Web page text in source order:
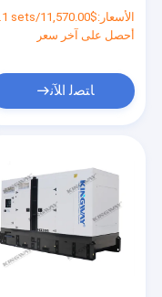
الصامت
الأسعار:$11,570.00/sets >=1 sets
أحصل على آخر سعر
ﺎﺘﺼﻟ ﺍﻶﻧ